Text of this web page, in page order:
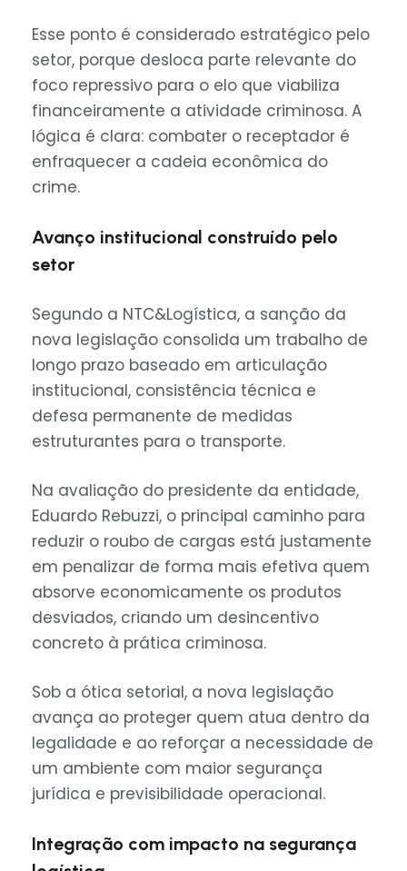
Esse ponto é considerado estratégico pelo
setor, porque desloca parte relevante do
foco repressivo para o elo que viabiliza
financeiramente a atividade criminosa. A
lógica é clara: combater o receptador é
enfraquecer a cadeia econômica do
crime.
Avanço institucional construído pelo
setor
Segundo a NTC&Logística, a sanção da
nova legislação consolida um trabalho de
longo prazo baseado em articulação
institucional, consistência técnica e
defesa permanente de medidas
estruturantes para o transporte.
Na avaliação do presidente da entidade,
Eduardo Rebuzzi, o principal caminho para
reduzir o roubo de cargas está justamente
em penalizar de forma mais efetiva quem
absorve economicamente os produtos
desviados, criando um desincentivo
concreto à prática criminosa.
Sob a ótica setorial, a nova legislação
avança ao proteger quem atua dentro da
legalidade e ao reforçar a necessidade de
um ambiente com maior segurança
jurídica e previsibilidade operacional.
Integração com impacto na segurança